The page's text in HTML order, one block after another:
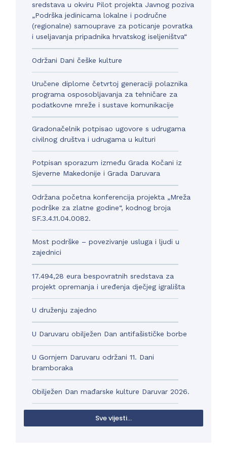
sredstava u okviru Pilot projekta Javnog poziva
„Podrška jedinicama lokalne i područne
(regionalne) samouprave za poticanje povratka
i useljavanja pripadnika hrvatskog iseljeništva“
Održani Dani češke kulture
Uručene diplome četvrtoj generaciji polaznika
programa osposobljavanja za tehničare za
podatkovne mreže i sustave komunikacije
Gradonačelnik potpisao ugovore s udrugama
civilnog društva i udrugama u kulturi
Potpisan sporazum između Grada Kočani iz
Sjeverne Makedonije i Grada Daruvara
Održana početna konferencija projekta „Mreža
podrške za zlatne godine“, kodnog broja
SF.3.4.11.04.0082.
Most podrške – povezivanje usluga i ljudi u
zajednici
17.494,28 eura bespovratnih sredstava za
projekt opremanja i uređenja dječjeg igrališta
U druženju zajedno
U Daruvaru obilježen Dan antifašističke borbe
U Gornjem Daruvaru održani 11. Dani
bramboraka
Obilježen Dan mađarske kulture Daruvar 2026.
Sve vijesti...